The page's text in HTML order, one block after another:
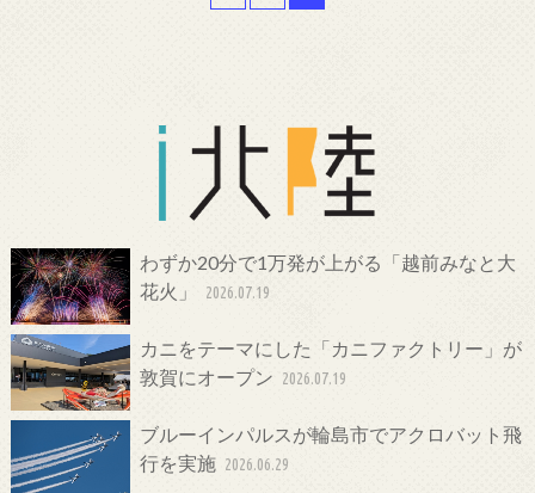
わずか20分で1万発が上がる「越前みなと大
花火」
2026.07.19
カニをテーマにした「カニファクトリー」が
敦賀にオープン 2026.07.19
ブルーインパルスが輪島市でアクロバット飛
行を実施 2026.06.29